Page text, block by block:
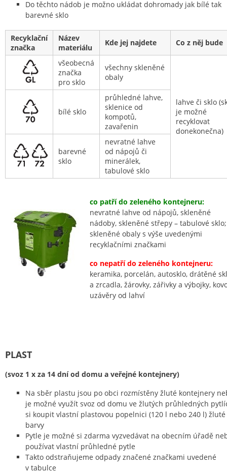
Do těchto nádob je možno ukládat dohromady jak bílé tak
barevné sklo
Recyklační
značka
Název
materiálu
Kde jej najdete Co z něj bude
všeobecná
značka
pro sklo
všechny skleněné
obaly
lahve či sklo
je možné
recyklovat
donekonečna)
bílé sklo
průhledné lahve,
sklenice od
kompotů,
zavařenin
barevné
sklo
nevratné lahve
od nápojů či
minerálek,
tabulové sklo
co patří do zeleného kontejneru:
nevratné lahve od nápojů, skleněné
nádoby, skleněné střepy – tabulové
skleněné obaly s výše uvedenými
recyklačními značkami
co nepatří do zeleného kontejneru:
keramika, porcelán, autosklo, drátěné
a zrcadla, žárovky, zářivky a výbojky,
uzávěry od lahví
PLAST
(svoz 1 x za 14 dní od domu a veřejné kontejnery)
Na sběr plastu jsou po obci rozmístěny žluté kontejnery
je možné využít svoz od domu ve žlutých průhledných
si koupit vlastní plastovou popelnici (120 l nebo 240 l) žluté
barvy
Pytle je možné si zdarma vyzvedávat na obecním úřadě
používat vlastní průhledné pytle
Takto odstraňujeme odpady značené značkami uvedené
v tabulce